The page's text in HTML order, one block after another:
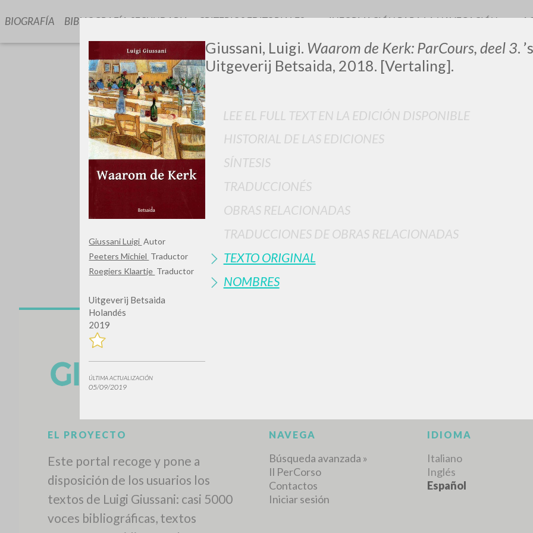
Giussani Luigi Autor
Peeters Michiel Traductor
Roegiers Klaartje Traductor
Uitgeverij Betsaida
Holandés
2019
ÚLTIMA ACTUALIZACIÓN
05/09/2019
Giussani, Luigi. Waarom de Kerk: ParCours, deel 3.
Uitgeverij Betsaida, 2018. [Vertaling].
LEE EL FULL TEXT EN LA EDICIÓN DISPONIBLE
HISTORIAL DE LAS EDICIONES
SÍNTESIS
TRADUCCIONÉS
OBRAS RELACIONADAS
TRADUCCIONES DE OBRAS RELACIONADAS
TEXTO ORIGINAL
NOMBRES
BIOGRAFÍA BIBLIOGRAFÍA SECUNDARIA CRITERIOS EDITORIALES INFORMACIÓN PARA LA NAVEGACIÓN
0DOCUMENTOS ENCONTRADOS
Ver detalles por tipo
IDIOMA
EL PROYECTO
Este portal recoge y pone a
disposición de los usuarios los
textos de Luigi Giussani: casi 5000
voces bibliográficas, textos
NAVEGA
Búsqueda avanzada »
Il PerCorso
Contactos
Iniciar sesión
IDIOMA
Italiano
Inglés
Español